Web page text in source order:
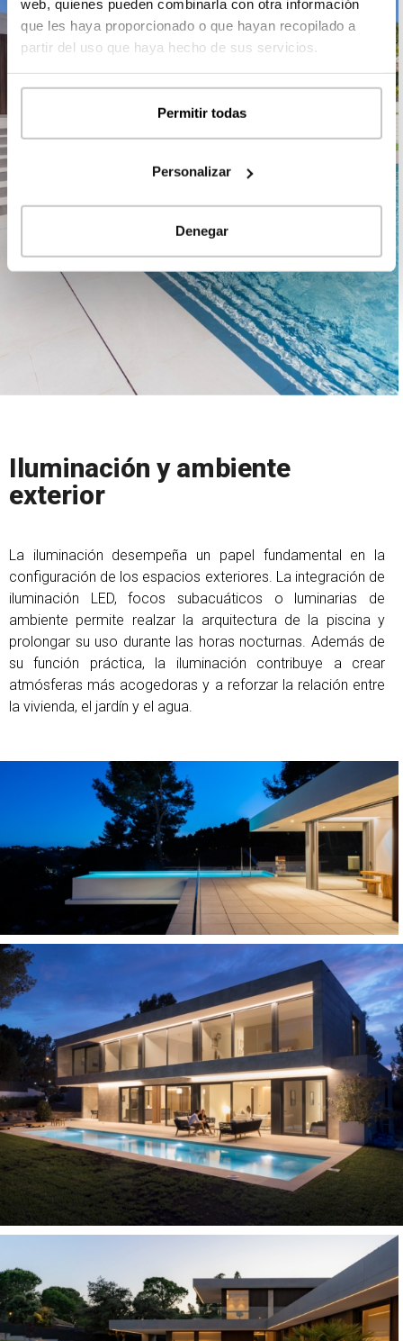
web, quienes pueden combinarla con otra información
que les haya proporcionado o que hayan recopilado a
partir del uso que haya hecho de sus servicios.
Permitir todas
Personalizar
Denegar
Iluminación y ambiente
exterior
La iluminación desempeña un papel fundamental en la
configuración de los espacios exteriores. La integración de
iluminación LED, focos subacuáticos o luminarias de
ambiente permite realzar la arquitectura de la piscina y
prolongar su uso durante las horas nocturnas. Además de
su función práctica, la iluminación contribuye a crear
atmósferas más acogedoras y a reforzar la relación entre
la vivienda, el jardín y el agua.